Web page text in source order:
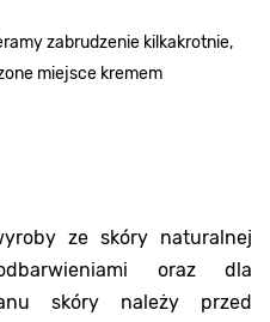
zabrudzenie kilkakrotnie,
miejsce kremem
ze skóry naturalnej
oraz dla
skóry należy przed